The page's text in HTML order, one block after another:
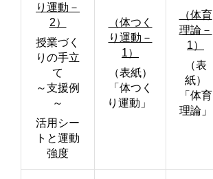
り運動－
2）
授業づく
りの手立
て
～支援例
～
活用シー
トと運動
強度
（体つく
り運動－
1）
（表紙）
「体つく
り運動」
（体育
理論－
1）
（表
紙）
「体育
理論」